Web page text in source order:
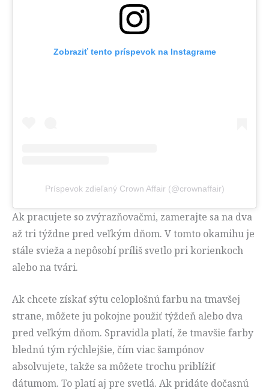
Zobraziť tento príspevok na Instagrame
Príspevok zdieľaný Crown Affair (@crownaffair)
Ak pracujete so zvýrazňovačmi, zamerajte sa na dva
až tri týždne pred veľkým dňom. V tomto okamihu je
stále svieža a nepôsobí príliš svetlo pri korienkoch
alebo na tvári.
Ak chcete získať sýtu celoplošnú farbu na tmavšej
strane, môžete ju pokojne použiť týždeň alebo dva
pred veľkým dňom. Spravidla platí, že tmavšie farby
blednú tým rýchlejšie, čím viac šampónov
absolvujete, takže sa môžete trochu priblížiť
dátumom. To platí aj pre svetlá. Ak pridáte dočasnú